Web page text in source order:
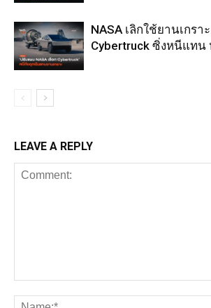
NASA เลิกใช้ยานเกรา
Cybertruck ซิ่งหนีแทน
LEAVE A REPLY